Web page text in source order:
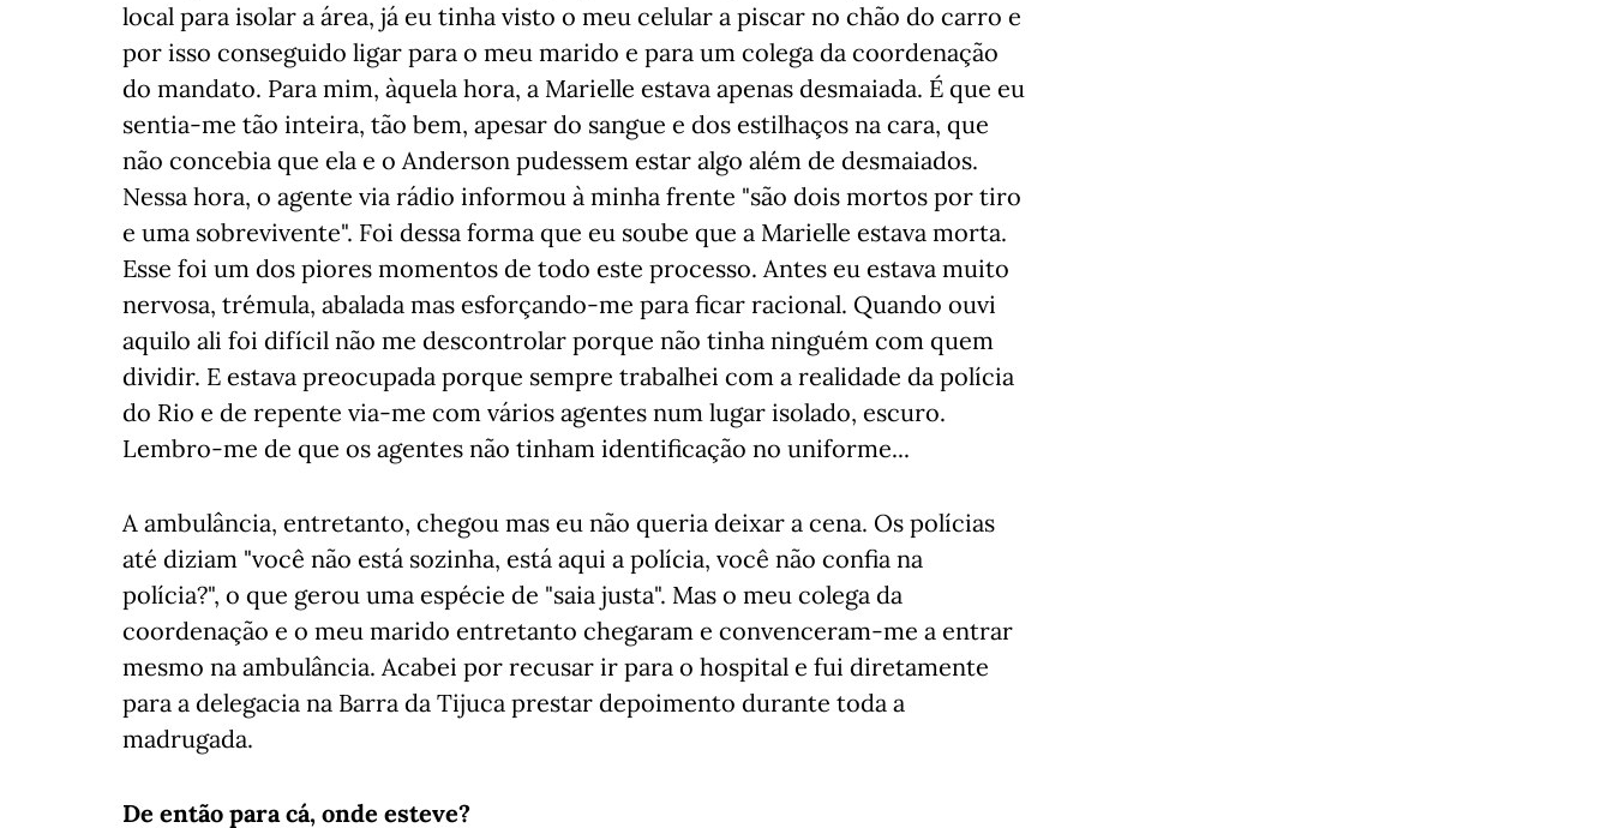
local para isolar a área, já eu tinha visto o meu celular a piscar no chão do carro e
por isso conseguido ligar para o meu marido e para um colega da coordenação
do mandato. Para mim, àquela hora, a Marielle estava apenas desmaiada. É que eu
sentia-me tão inteira, tão bem, apesar do sangue e dos estilhaços na cara, que
não concebia que ela e o Anderson pudessem estar algo além de desmaiados.
Nessa hora, o agente via rádio informou à minha frente "são dois mortos por tiro
e uma sobrevivente". Foi dessa forma que eu soube que a Marielle estava morta.
Esse foi um dos piores momentos de todo este processo. Antes eu estava muito
nervosa, trémula, abalada mas esforçando-me para ficar racional. Quando ouvi
aquilo ali foi difícil não me descontrolar porque não tinha ninguém com quem
dividir. E estava preocupada porque sempre trabalhei com a realidade da polícia
do Rio e de repente via-me com vários agentes num lugar isolado, escuro.
Lembro-me de que os agentes não tinham identificação no uniforme...
A ambulância, entretanto, chegou mas eu não queria deixar a cena. Os polícias
até diziam "você não está sozinha, está aqui a polícia, você não confia na
polícia?", o que gerou uma espécie de "saia justa". Mas o meu colega da
coordenação e o meu marido entretanto chegaram e convenceram-me a entrar
mesmo na ambulância. Acabei por recusar ir para o hospital e fui diretamente
para a delegacia na Barra da Tijuca prestar depoimento durante toda a
madrugada.
De então para cá, onde esteve?